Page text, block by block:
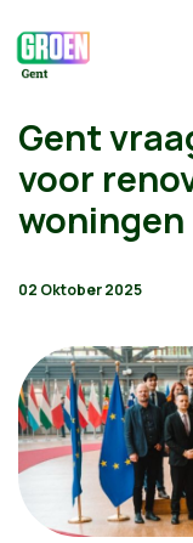
Gent
voor
woningen
02 Oktober 2025